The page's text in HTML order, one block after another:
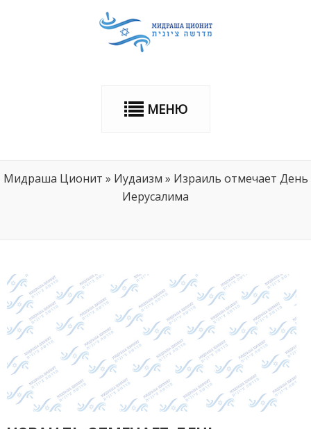
МЕНЮ
Мидраша Ционит » Иудаизм » Израиль отмечает День
Иерусалима